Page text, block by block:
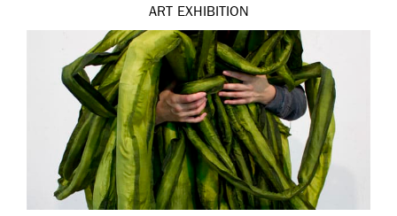
ART EXHIBITION